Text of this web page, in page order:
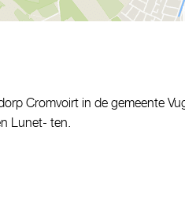
Cromvoirt in de gemeente
Lunet- ten.